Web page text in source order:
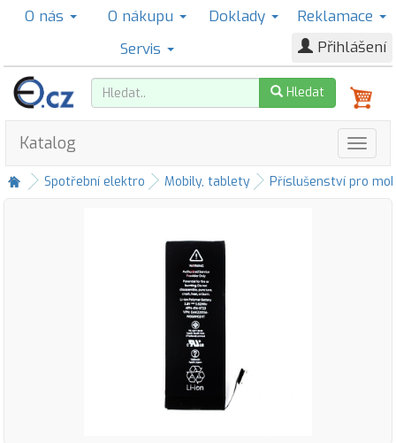
O nás O nákupu Doklady
Reklamace
Servis
Přihlášení
Hledat
Katalog
Spotřební elektro Mobily, tablety Příslušenství pro